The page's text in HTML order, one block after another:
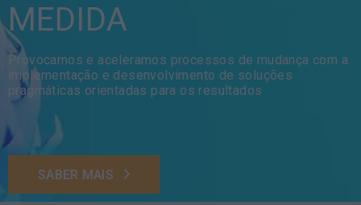
MEDIDA
Provocamos e aceleramos processos de mudança com a
implementação e desenvolvimento de soluções
pragmáticas orientadas para os resultados
SABER MAIS